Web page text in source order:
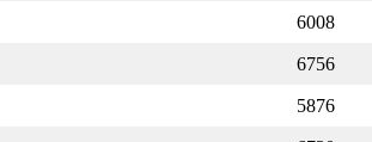
6008
6756
5876